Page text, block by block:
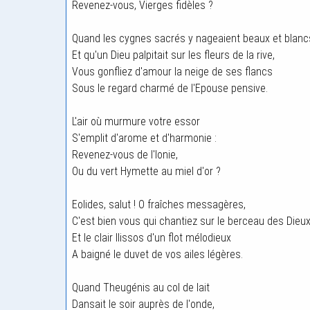
Revenez-vous, Vierges fidèles ?
Quand les cygnes sacrés y nageaient beaux et
Et qu'un Dieu palpitait sur les fleurs de la rive,
Vous gonfliez d'amour la neige de ses flancs
Sous le regard charmé de l'Epouse pensive.
L'air où murmure votre essor
S'emplit d'arome et d'harmonie :
Revenez-vous de l'Ionie,
Ou du vert Hymette au miel d'or ?
Eolides, salut ! O fraîches messagères,
C'est bien vous qui chantiez sur le berceau des
Et le clair Ilissos d'un flot mélodieux
A baigné le duvet de vos ailes légères.
Quand Theugénis au col de lait
Dansait le soir auprès de l'onde,